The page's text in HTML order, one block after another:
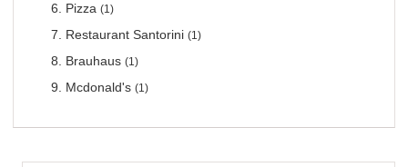
Pizza (1)
Restaurant Santorini (1)
Brauhaus (1)
Mcdonald's (1)